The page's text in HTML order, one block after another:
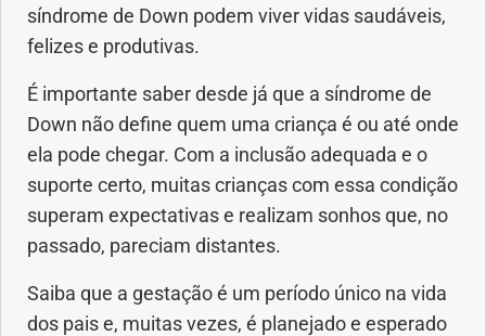
Atividade física
Câncer
Cirurgia Plástica
Coronavírus
Dengue
síndrome de Down podem viver vidas saudáveis,
felizes e produtivas.
É importante saber desde já que a síndrome de
Down não define quem uma criança é ou até onde
ela pode chegar. Com a inclusão adequada e o
suporte certo, muitas crianças com essa condição
superam expectativas e realizam sonhos que, no
passado, pareciam distantes.
Saiba que a gestação é um período único na vida
dos pais e, muitas vezes, é planejado e esperado